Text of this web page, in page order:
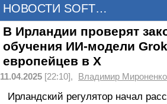
НОВОСТИ SOFTWARE
В Ирландии проверят
обучения ИИ-модели
европейцев в X
11.04.2025 [22:10], Владимир Мироненко
Ирландский регулятор начал